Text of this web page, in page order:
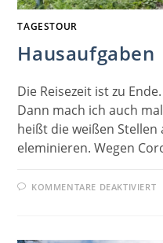
TAGESTOUR
Hausaufgaben
Die Reisezeit ist zu
Dann mach ich auch
heißt die weißen Stellen
eleminieren. Wegen
KOMMENTARE DEAKTIVIERT